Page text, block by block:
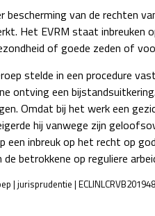
bescherming van de rechten
Het EVRM staat inbreuken
of goede zeden of
stelde in een procedure
ontving een
Omdat bij het werk een
hij vanwege zijn
een inbreuk op het recht op
betrokkene op reguliere
| jurisprudentie |